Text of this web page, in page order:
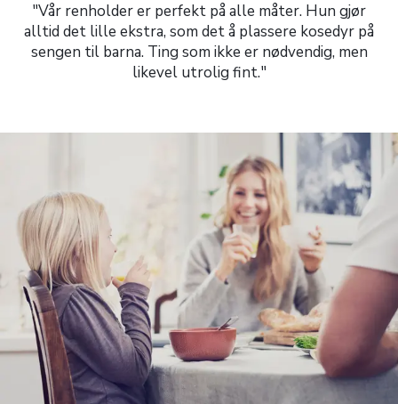
"Vår renholder er perfekt på alle måter. Hun gjør
alltid det lille ekstra, som det å plassere kosedyr på
sengen til barna. Ting som ikke er nødvendig, men
likevel utrolig fint."